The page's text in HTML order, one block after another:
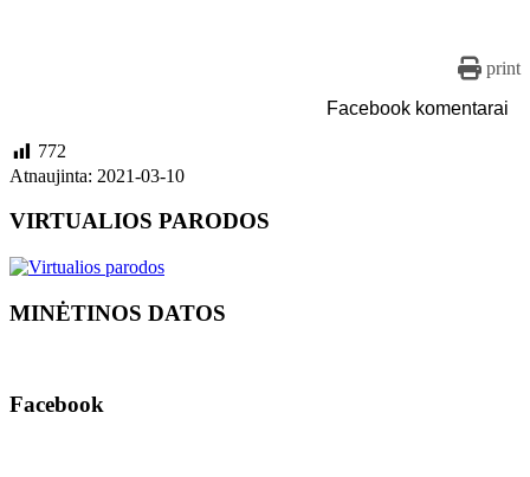
print
Facebook komentarai
772
Atnaujinta: 2021-03-10
VIRTUALIOS PARODOS
MINĖTINOS DATOS
Facebook